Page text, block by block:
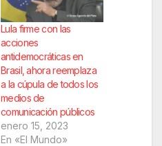
Lula firme con las
acciones
antidemocráticas en
Brasil, ahora reemplaza
a la cúpula de todos los
medios de
comunicación públicos
enero 15, 2023
En «El Mundo»